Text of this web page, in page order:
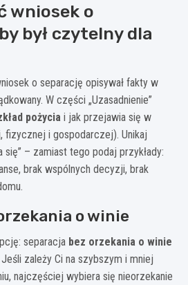
do sprawy. Wygenerowano:
wniosek o
był czytelny dla
o separację opisywał fakty w
W części „Uzasadnienie”
pożycia i jak przejawia się w
fizycznej i gospodarczej). Unikaj
się” – zamiast tego podaj przykłady:
brak wspólnych decyzji, brak
o winie
separacja bez orzekania o winie
zależy Ci na szybszym i mniej
najczęściej wybiera się nieorzekanie